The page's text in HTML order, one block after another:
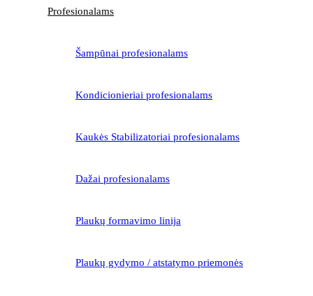
Profesionalams
Šampūnai profesionalams
Kondicionieriai profesionalams
Kaukės Stabilizatoriai profesionalams
Dažai profesionalams
Plaukų formavimo linija
Plaukų gydymo / atstatymo priemonės